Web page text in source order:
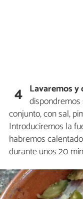
4 Lavaremos
conjunto, con sal,
Introduciremos la
habremos
durante unos 20